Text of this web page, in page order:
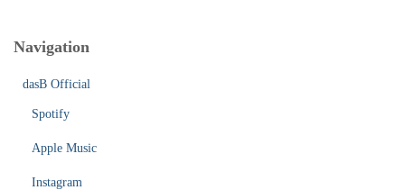
Navigation
dasB Official
Spotify
Apple Music
Instagram